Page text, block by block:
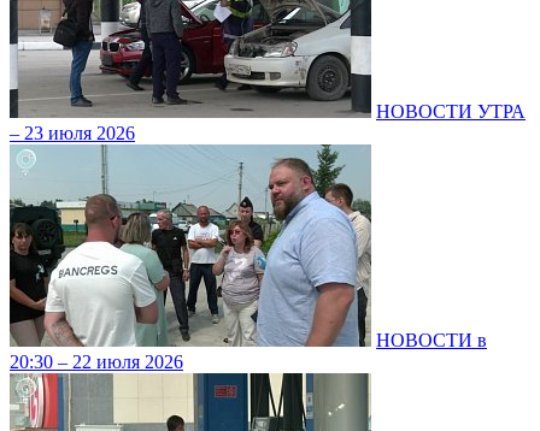
НОВОСТИ УТРА
– 23 июля 2026
НОВОСТИ в
20:30 – 22 июля 2026